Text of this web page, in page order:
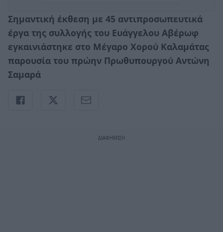
Σημαντική έκθεση με 45 αντιπροσωπευτικά
έργα της συλλογής του Ευάγγελου Αβέρωφ
εγκαινιάστηκε στο Μέγαρο Χορού Καλαμάτας
παρουσία του πρώην Πρωθυπουργού Αντώνη
Σαμαρά